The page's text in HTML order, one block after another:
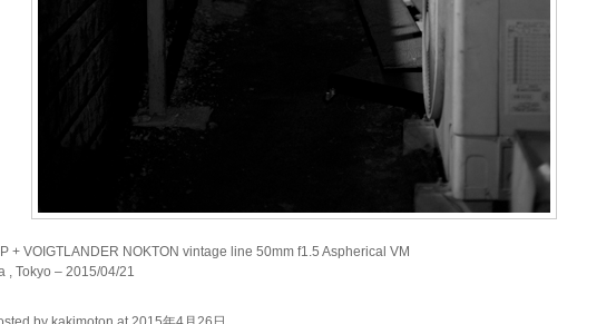
+ VOIGTLANDER NOKTON vintage line 50mm f1.5 Aspherical VM
, Tokyo – 2015/04/21